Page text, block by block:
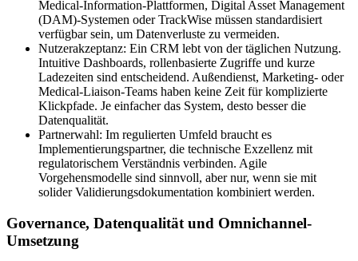
Medical-Information-Plattformen, Digital Asset Management
(DAM)-Systemen oder TrackWise müssen standardisiert
verfügbar sein, um Datenverluste zu vermeiden.
Nutzerakzeptanz: Ein CRM lebt von der täglichen Nutzung.
Intuitive Dashboards, rollenbasierte Zugriffe und kurze
Ladezeiten sind entscheidend. Außendienst, Marketing- oder
Medical-Liaison-Teams haben keine Zeit für komplizierte
Klickpfade. Je einfacher das System, desto besser die
Datenqualität.
Partnerwahl: Im regulierten Umfeld braucht es
Implementierungspartner, die technische Exzellenz mit
regulatorischem Verständnis verbinden. Agile
Vorgehensmodelle sind sinnvoll, aber nur, wenn sie mit
solider Validierungsdokumentation kombiniert werden.
Governance, Datenqualität und Omnichannel-
Umsetzung